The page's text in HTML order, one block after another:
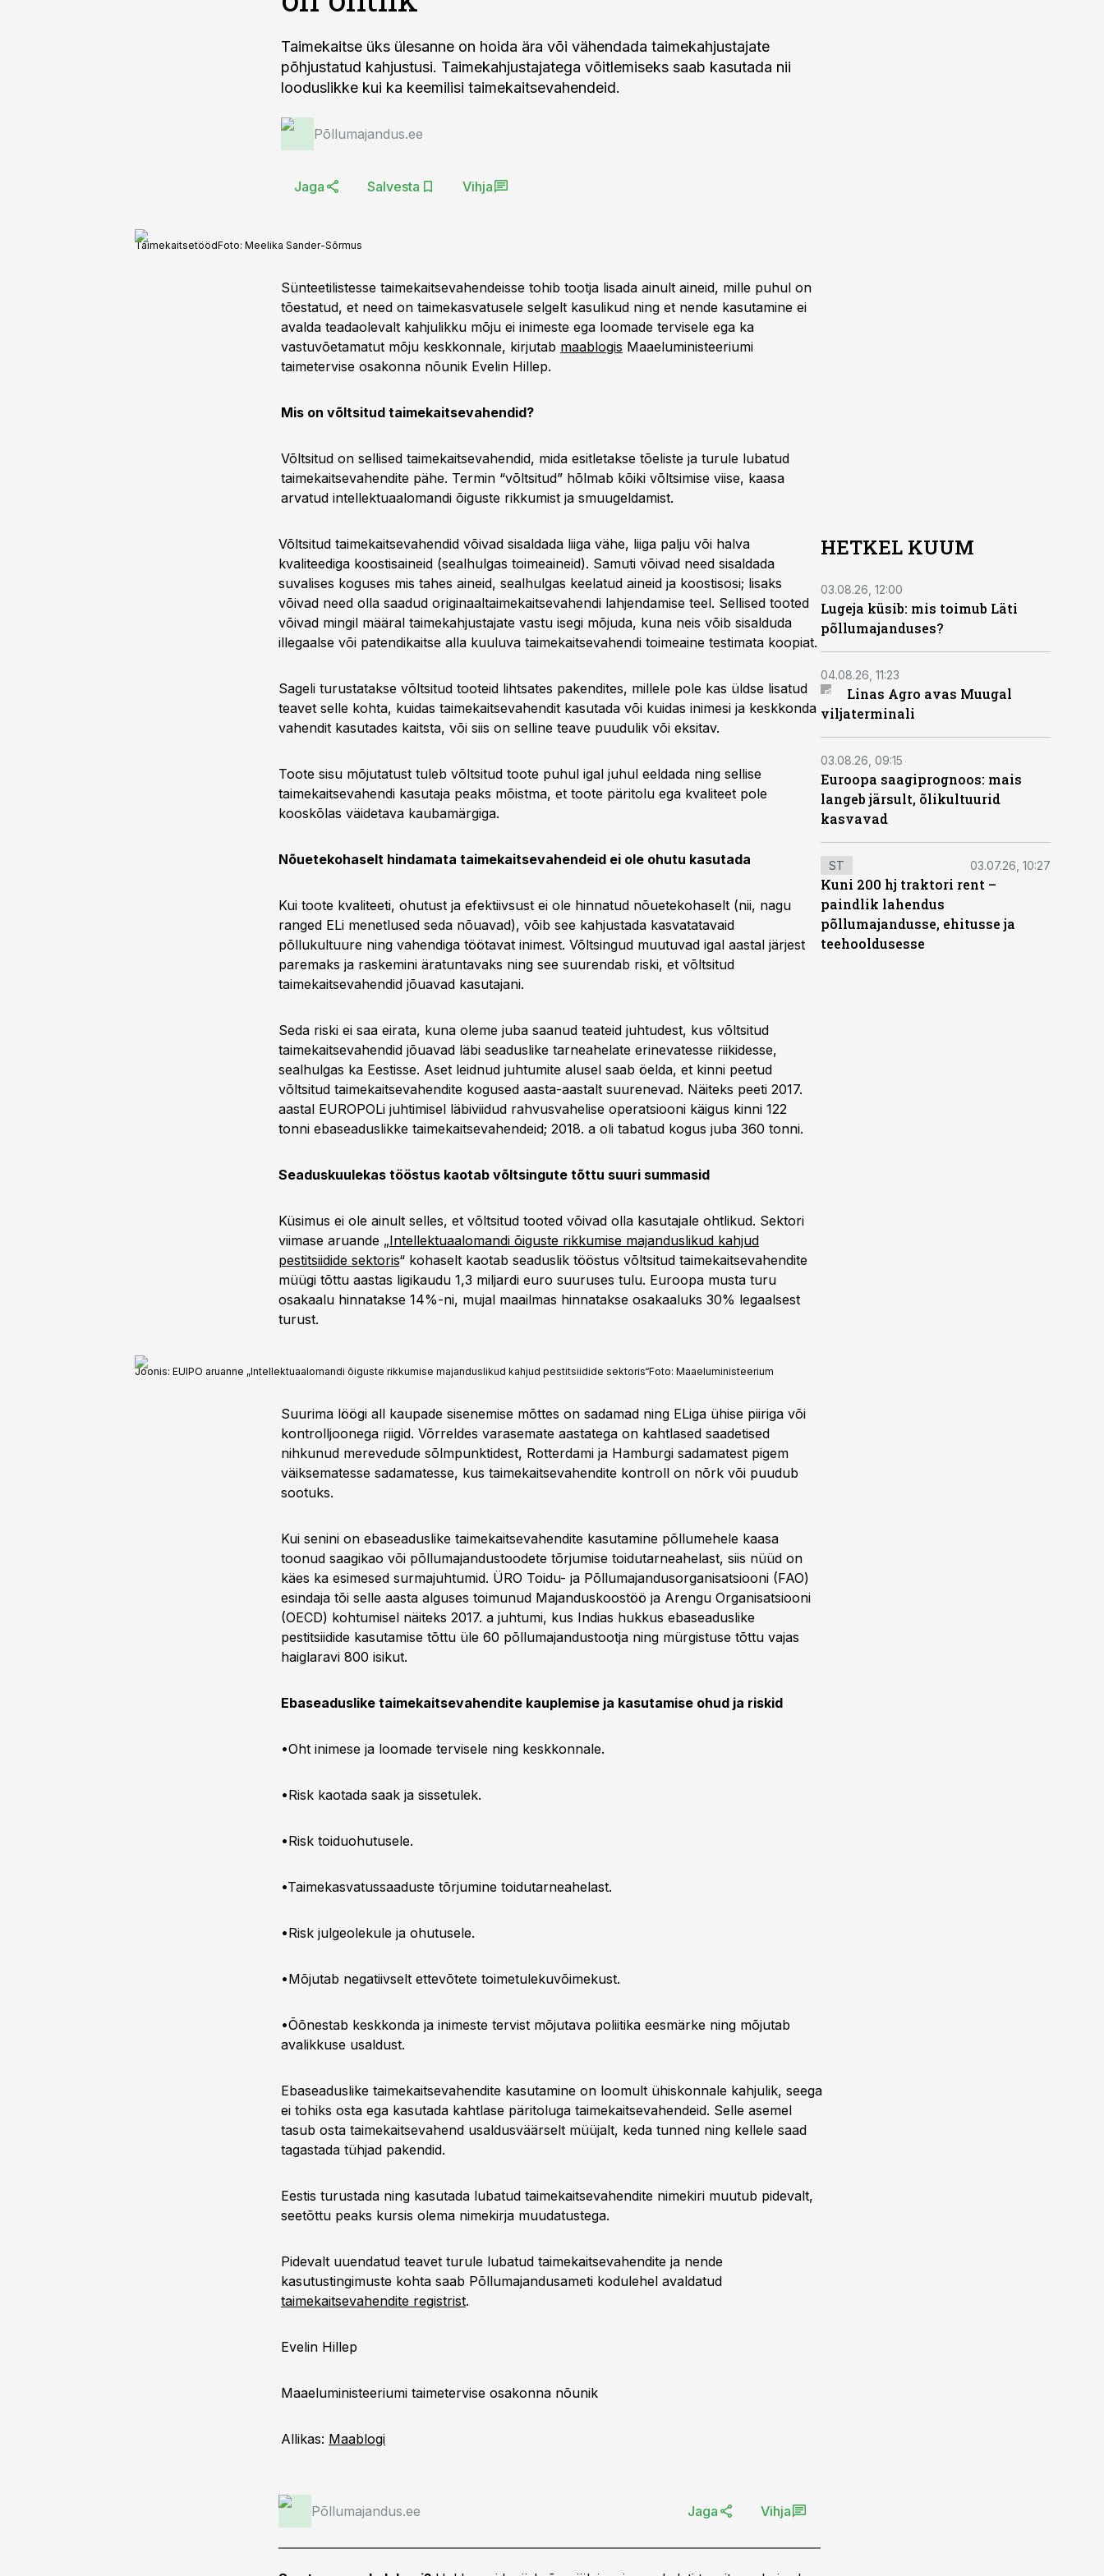
Taimekaitse üks ülesanne on hoida ära või vähendada taimekahjustajate
põhjustatud kahjustusi. Taimekahjustajatega võitlemiseks saab kasutada nii
looduslikke kui ka keemilisi taimekaitsevahendeid.
Põllumajandus.ee
Jaga Salvesta Vihja
TaimekaitsetöödFoto: Meelika Sander-Sõrmus
Sünteetilistesse taimekaitsevahendeisse tohib tootja lisada ainult aineid, mille puhul on
tõestatud, et need on taimekasvatusele selgelt kasulikud ning et nende kasutamine ei
avalda teadaolevalt kahjulikku mõju ei inimeste ega loomade tervisele ega ka
vastuvõetamatut mõju keskkonnale, kirjutab maablogis Maaeluministeeriumi
taimetervise osakonna nõunik Evelin Hillep.
Mis on võltsitud taimekaitsevahendid?
Võltsitud on sellised taimekaitsevahendid, mida esitletakse tõeliste ja turule lubatud
taimekaitsevahendite pähe. Termin “võltsitud” hõlmab kõiki võltsimise viise, kaasa
arvatud intellektuaalomandi õiguste rikkumist ja smuugeldamist.
Võltsitud taimekaitsevahendid võivad sisaldada liiga vähe, liiga palju või halva
kvaliteediga koostisaineid (sealhulgas toimeaineid). Samuti võivad need sisaldada
suvalises koguses mis tahes aineid, sealhulgas keelatud aineid ja koostisosi; lisaks
võivad need olla saadud originaaltaimekaitsevahendi lahjendamise teel. Sellised tooted
võivad mingil määral taimekahjustajate vastu isegi mõjuda, kuna neis võib sisalduda
illegaalse või patendikaitse alla kuuluva taimekaitsevahendi toimeaine testimata koopiat.
Sageli turustatakse võltsitud tooteid lihtsates pakendites, millele pole kas üldse lisatud
teavet selle kohta, kuidas taimekaitsevahendit kasutada või kuidas inimesi ja keskkonda
vahendit kasutades kaitsta, või siis on selline teave puudulik või eksitav.
Toote sisu mõjutatust tuleb võltsitud toote puhul igal juhul eeldada ning sellise
taimekaitsevahendi kasutaja peaks mõistma, et toote päritolu ega kvaliteet pole
kooskõlas väidetava kaubamärgiga.
Nõuetekohaselt hindamata taimekaitsevahendeid ei ole ohutu kasutada
Kui toote kvaliteeti, ohutust ja efektiivsust ei ole hinnatud nõuetekohaselt (nii, nagu
ranged ELi menetlused seda nõuavad), võib see kahjustada kasvatatavaid
põllukultuure ning vahendiga töötavat inimest. Võltsingud muutuvad igal aastal järjest
paremaks ja raskemini äratuntavaks ning see suurendab riski, et võltsitud
taimekaitsevahendid jõuavad kasutajani.
Seda riski ei saa eirata, kuna oleme juba saanud teateid juhtudest, kus võltsitud
taimekaitsevahendid jõuavad läbi seaduslike tarneahelate erinevatesse riikidesse,
sealhulgas ka Eestisse. Aset leidnud juhtumite alusel saab öelda, et kinni peetud
võltsitud taimekaitsevahendite kogused aasta-aastalt suurenevad. Näiteks peeti 2017.
aastal EUROPOLi juhtimisel läbiviidud rahvusvahelise operatsiooni käigus kinni 122
tonni ebaseaduslikke taimekaitsevahendeid; 2018. a oli tabatud kogus juba 360 tonni.
Seaduskuulekas tööstus kaotab võltsingute tõttu suuri summasid
Küsimus ei ole ainult selles, et võltsitud tooted võivad olla kasutajale ohtlikud. Sektori
viimase aruande „Intellektuaalomandi õiguste rikkumise majanduslikud kahjud
pestitsiidide sektoris“ kohaselt kaotab seaduslik tööstus võltsitud taimekaitsevahendite
müügi tõttu aastas ligikaudu 1,3 miljardi euro suuruses tulu. Euroopa musta turu
osakaalu hinnatakse 14%-ni, mujal maailmas hinnatakse osakaaluks 30% legaalsest
turust.
HETKEL KUUM
03.08.26, 12:00
Lugeja küsib: mis toimub Läti
põllumajanduses?
04.08.26, 11:23
Linas Agro avas Muugal
viljaterminali
03.08.26, 09:15
Euroopa saagiprognoos: mais
langeb järsult, õlikultuurid
kasvavad
ST 03.07.26, 10:27
Kuni 200 hj traktori rent –
paindlik lahendus
põllumajandusse, ehitusse ja
teehooldusesse
Joonis: EUIPO aruanne „Intellektuaalomandi õiguste rikkumise majanduslikud kahjud pestitsiidide sektoris“Foto: Maaeluministeerium
Suurima löögi all kaupade sisenemise mõttes on sadamad ning ELiga ühise piiriga või
kontrolljoonega riigid. Võrreldes varasemate aastatega on kahtlased saadetised
nihkunud merevedude sõlmpunktidest, Rotterdami ja Hamburgi sadamatest pigem
väiksematesse sadamatesse, kus taimekaitsevahendite kontroll on nõrk või puudub
sootuks.
Kui senini on ebaseaduslike taimekaitsevahendite kasutamine põllumehele kaasa
toonud saagikao või põllumajandustoodete tõrjumise toidutarneahelast, siis nüüd on
käes ka esimesed surmajuhtumid. ÜRO Toidu- ja Põllumajandusorganisatsiooni (FAO)
esindaja tõi selle aasta alguses toimunud Majanduskoostöö ja Arengu Organisatsiooni
(OECD) kohtumisel näiteks 2017. a juhtumi, kus Indias hukkus ebaseaduslike
pestitsiidide kasutamise tõttu üle 60 põllumajandustootja ning mürgistuse tõttu vajas
haiglaravi 800 isikut.
Ebaseaduslike taimekaitsevahendite kauplemise ja kasutamise ohud ja riskid
•Oht inimese ja loomade tervisele ning keskkonnale.
•Risk kaotada saak ja sissetulek.
•Risk toiduohutusele.
•Taimekasvatussaaduste tõrjumine toidutarneahelast.
•Risk julgeolekule ja ohutusele.
•Mõjutab negatiivselt ettevõtete toimetulekuvõimekust.
•Õõnestab keskkonda ja inimeste tervist mõjutava poliitika eesmärke ning mõjutab
avalikkuse usaldust.
Ebaseaduslike taimekaitsevahendite kasutamine on loomult ühiskonnale kahjulik, seega
ei tohiks osta ega kasutada kahtlase päritoluga taimekaitsevahendeid. Selle asemel
tasub osta taimekaitsevahend usaldusväärselt müüjalt, keda tunned ning kellele saad
tagastada tühjad pakendid.
Eestis turustada ning kasutada lubatud taimekaitsevahendite nimekiri muutub pidevalt,
seetõttu peaks kursis olema nimekirja muudatustega.
Pidevalt uuendatud teavet turule lubatud taimekaitsevahendite ja nende
kasutustingimuste kohta saab Põllumajandusameti kodulehel avaldatud
taimekaitsevahendite registrist.
Evelin Hillep
Maaeluministeeriumi taimetervise osakonna nõunik
Allikas: Maablogi
Põllumajandus.ee Jaga Vihja